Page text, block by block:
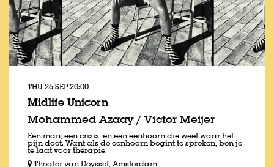
Midlife Unicorn
Mohammed Azaay / Victor Meijer
THU 25 SEP20:00
Een man, een crisis, en een eenhoorn die weet waar het
pijn doet. Want als de eenhoorn begint te spreken, ben je
te laat voor therapie.
Theater van Deyssel, Amsterdam